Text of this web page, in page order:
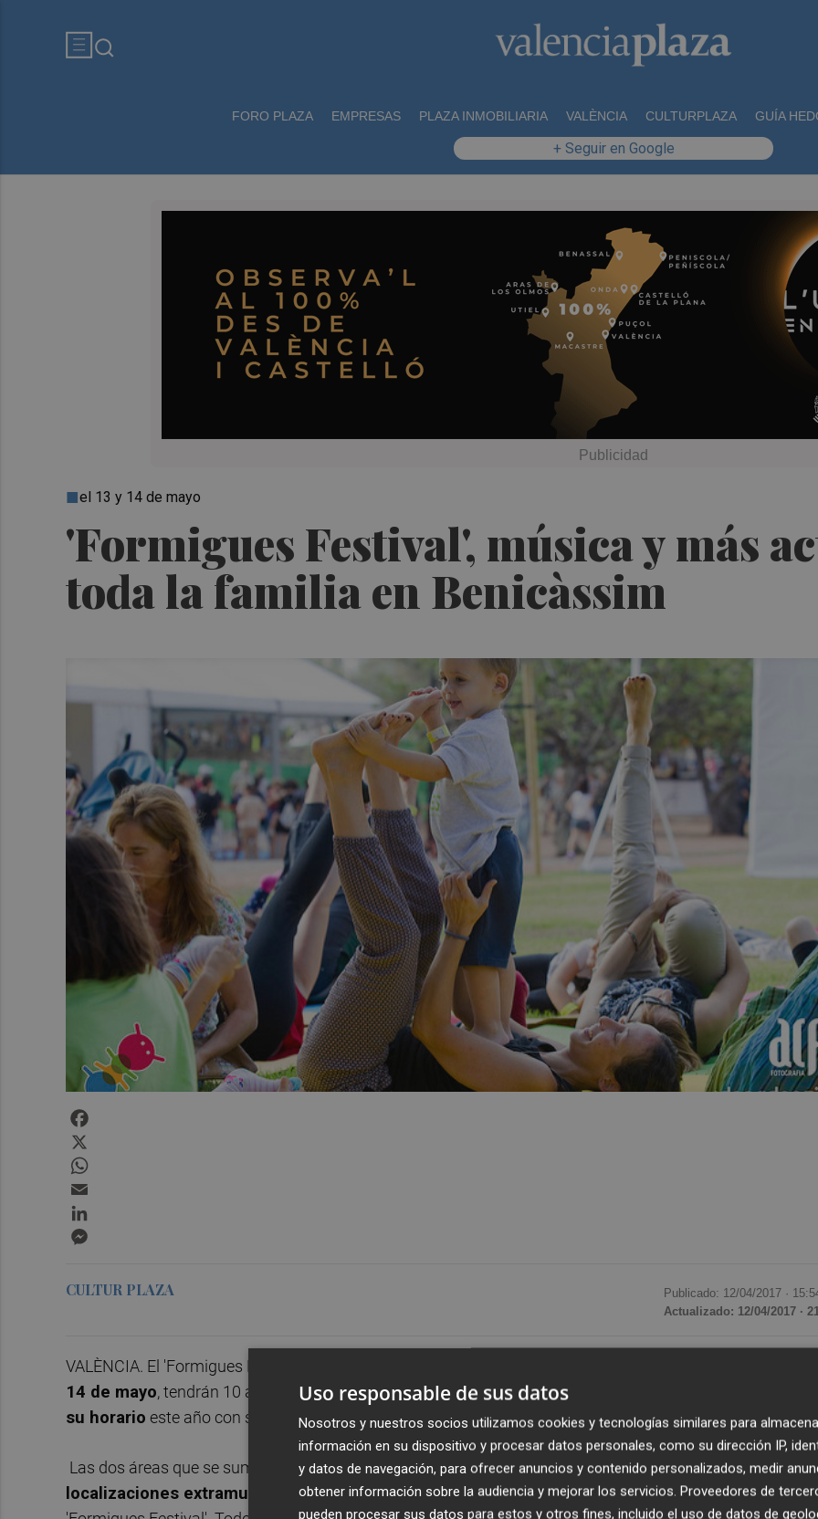
FORO PLAZA EMPRESAS PLAZA INMOBILIARIA VALÈNCIA CULTURPLAZA GUÍA
+ Seguir en Google
'Formigues Festival', música y más
toda la familia en Benicàssim
el 13 y 14 de mayo
CULTUR PLAZA Publicado: 12/04/2017 ·
Actualizado: 12/04/2017 ·
VALÈNCIA. El 'Formigues Festival', que se celebrará su quinta edición en Benicàssim (Castelló) los días
14 de mayo, tendrán 10 áreas extramusicales para toda la familia. Este festival familiar también
su horario este año con su fórmula 'Formigues Nit', todo el festival estará activo hasta la medianoche.
Las dos áreas que se suman a este festival son: la Carpa Circo y la Zona Teenage. En las10
localizaciones extramusicalesse realizaránmás de 50 actividadesen los dos días de celebración
Uso responsable de sus datos
Nosotros y nuestros socios utilizamos cookies y tecnologías similares para
información en su dispositivo y procesar datos personales, como su dirección IP,
y datos de navegación, para ofrecer anuncios y contenido personalizados, medir
obtener información sobre la audiencia y mejorar los servicios. Proveedores de
pueden procesar sus datos para estos y otros fines, incluido el uso de datos de